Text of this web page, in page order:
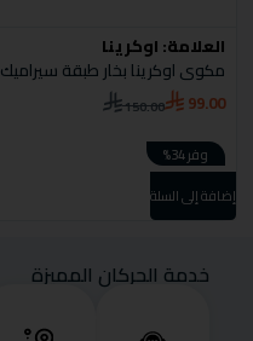
العلامة:اوكرينا
مكوى اوكرينا بخار طبقة سيراميك 2800 وات بنفسج OCRIRSTCR25V
150.00 99.00
وفر 34%
إضافة إلى السلة
خدمة الحركان المميزة